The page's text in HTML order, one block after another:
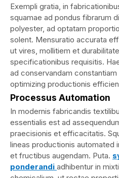
Exempli gratia, in
squamae ad pondus fibrarum
polyester, ad optatam
solent. Mensuratio accurata
ut vires, mollitiem et
specificationibus requisitis.
ad conservandam
optimizing productionis
Processus Automation
In modernis fabricandis
essentialis est ad
praecisionis et efficacitatis.
lineas productionis automated
et fructibus augendam. Puta.
ponderandi adhibentur in